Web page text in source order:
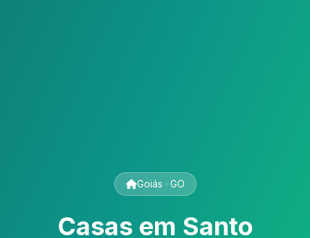
Goiás · GO
Casas em Santo